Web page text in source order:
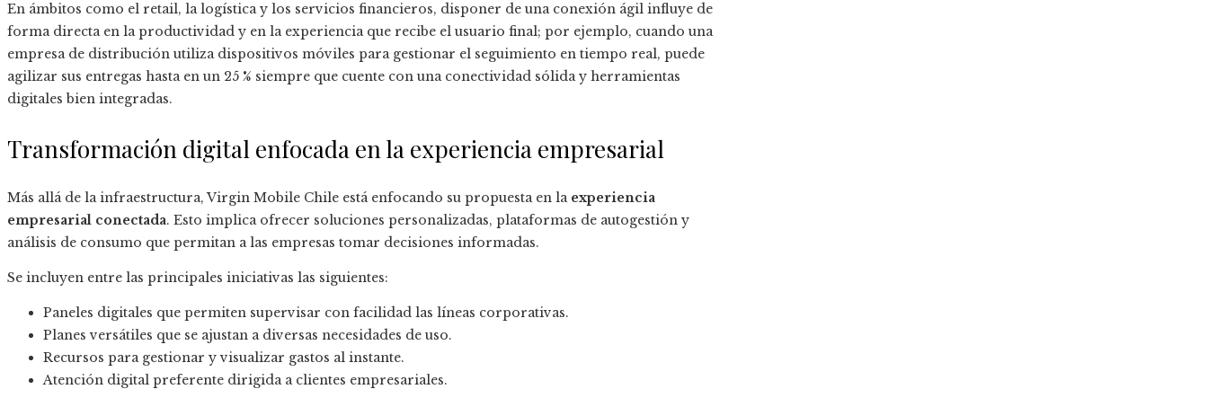
En ámbitos como el retail, la logística y los servicios financieros, disponer de una conexión ágil influye de
forma directa en la productividad y en la experiencia que recibe el usuario final; por ejemplo, cuando una
empresa de distribución utiliza dispositivos móviles para gestionar el seguimiento en tiempo real, puede
agilizar sus entregas hasta en un 25 % siempre que cuente con una conectividad sólida y herramientas
digitales bien integradas.
Transformación digital enfocada en la experiencia empresarial
Más allá de la infraestructura, Virgin Mobile Chile está enfocando su propuesta en la experiencia
empresarial conectada. Esto implica ofrecer soluciones personalizadas, plataformas de autogestión y
análisis de consumo que permitan a las empresas tomar decisiones informadas.
Se incluyen entre las principales iniciativas las siguientes:
Paneles digitales que permiten supervisar con facilidad las líneas corporativas.
Planes versátiles que se ajustan a diversas necesidades de uso.
Recursos para gestionar y visualizar gastos al instante.
Atención digital preferente dirigida a clientes empresariales.